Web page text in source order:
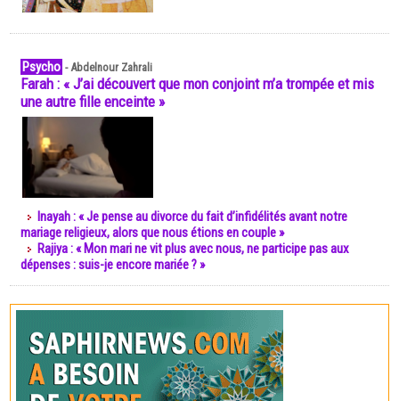
Psycho -Abdelnour Zahrali
Farah : « J’ai découvert que mon conjoint m’a trompée et mis
une autre fille enceinte »
Inayah : « Je pense au divorce du fait d’infidélités avant notre
mariage religieux, alors que nous étions en couple »
Rajiya : « Mon mari ne vit plus avec nous, ne participe pas aux
dépenses : suis-je encore mariée ? »